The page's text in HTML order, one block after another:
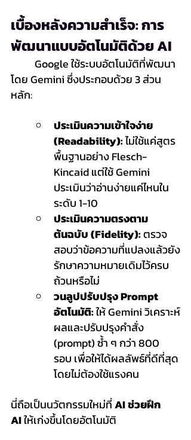
เบื้องหลังความสำเร็จ: การ
พัฒนาแบบอัตโนมัติด้วย AI
โดย Gemini ซึ่งประกอบด้วย 3 ส่วน
หลัก:
ประเมินความเข้าใจง่าย
(Readability): ไม่ใช้แค่สูตร
พื้นฐานอย่าง Flesch-
Kincaid แต่ใช้ Gemini
ประเมินว่าอ่านง่ายแค่ไหนใน
ระดับ 1-10
ประเมินความตรงตาม
ต้นฉบับ (Fidelity): ตรวจ
สอบว่าข้อความที่แปลงแล้วยัง
รักษาความหมายเดิมไว้ครบ
ถ้วนหรือไม่
วนลูปปรับปรุง Prompt
อัตโนมัติ: ให้ Gemini วิเคราะห์
ผลและปรับปรุงคำสั่ง
(prompt) ซ้ำ ๆ กว่า 800
รอบ เพื่อให้ได้ผลลัพธ์ที่ดีที่สุด
โดยไม่ต้องใช้แรงคน
นี่ถือเป็นนวัตกรรมใหม่ที่ AI ช่วยฝึก
AI ให้เก่งขึ้นโดยอัตโนมัติ